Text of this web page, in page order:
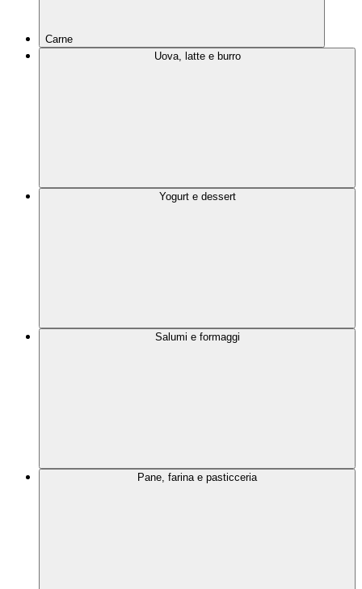
Carne
Uova, latte e burro
Yogurt e dessert
Salumi e formaggi
Pane, farina e pasticceria